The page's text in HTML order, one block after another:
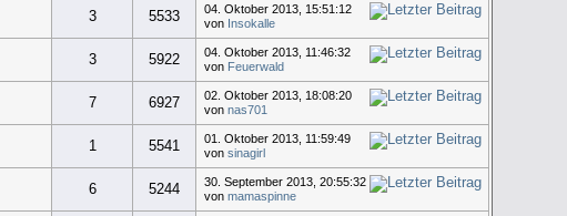
3 5533
04. Oktober 2013, 15:51:12
von Insokalle
3 5922
04. Oktober 2013, 11:46:32
von Feuerwald
7 6927
02. Oktober 2013, 18:08:20
von nas701
1 5541
01. Oktober 2013, 11:59:49
von sinagirl
6 5244
30. September 2013, 20:55:32
von mamaspinne